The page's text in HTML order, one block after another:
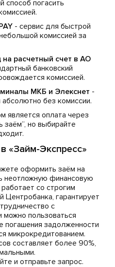
способ погасить
- сервис для быстрой
комиссией за
расчетный счет в АО
банковский
комиссией.
МКБ и Элекснет -
без комиссии.
оплата через
заём”, но выбирайте
«Займ-Экспресс»
оформить заём на
неотложную финансовую
со строгим
гарантирует
с
пользоваться
погашения задолженности
микрокредитованием.
составляет более 90%,
и отправьте запрос.